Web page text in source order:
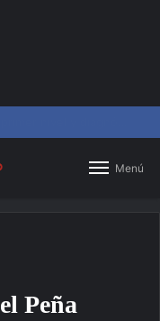
Menú
Peña